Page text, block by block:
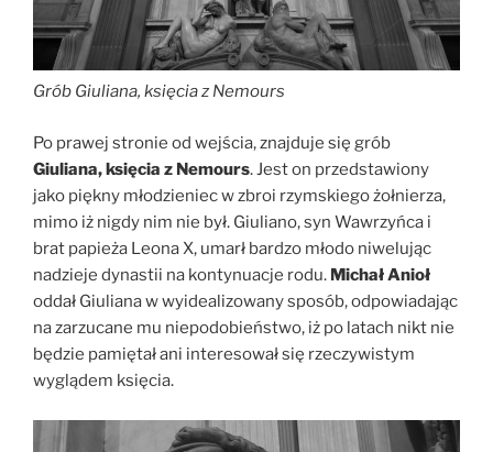
Grób Giuliana, księcia z Nemours
Po prawej stronie od wejścia, znajduje się grób
Giuliana, księcia z Nemours. Jest on przedstawiony
jako piękny młodzieniec w zbroi rzymskiego żołnierza,
mimo iż nigdy nim nie był. Giuliano, syn Wawrzyńca i
brat papieża Leona X, umarł bardzo młodo niwelując
nadzieje dynastii na kontynuacje rodu. Michał Anioł
oddał Giuliana w wyidealizowany sposób, odpowiadając
na zarzucane mu niepodobieństwo, iż po latach nikt nie
będzie pamiętał ani interesował się rzeczywistym
wyglądem księcia.